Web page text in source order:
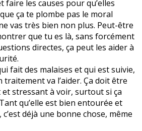
faire les causes pour qu’elles
ça te plombe pas le moral
vas très bien non plus. Peut-être
que tu es là, sans forcément
directes, ça peut les aider à
fait des malaises et qui est suivie,
traitement va l’aider. Ça doit être
stressant à voir, surtout si ça
qu’elle est bien entourée et
déjà une bonne chose, même